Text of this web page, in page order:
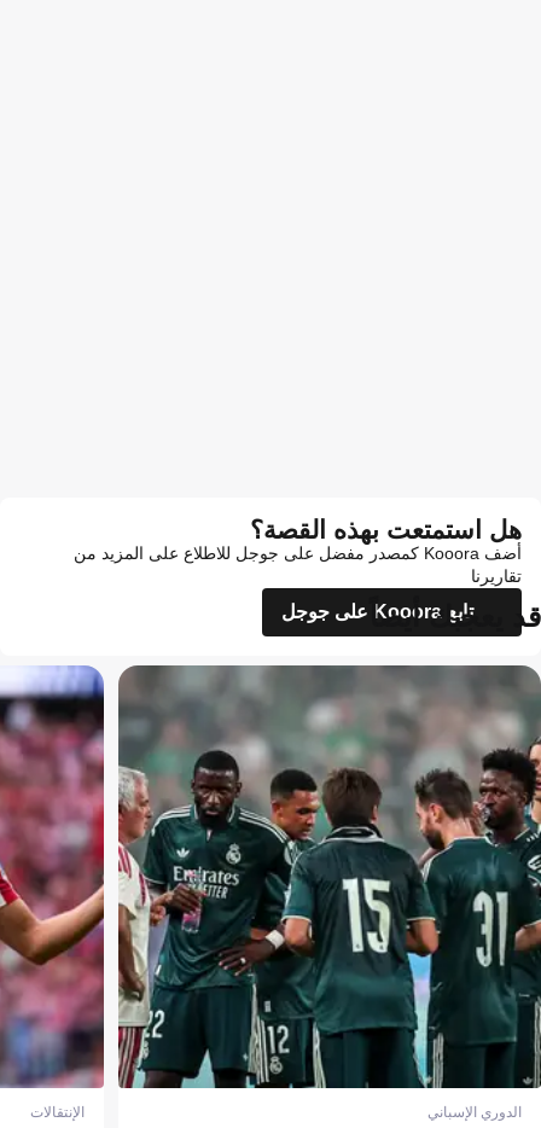
هل استمتعت بهذه القصة؟
أضف Kooora كمصدر مفضل على جوجل للاطلاع على المزيد من
تقاريرنا
تابع Kooora على جوجل
قد يعجبك أيضاً
الدوري الإسباني الإنتقالات